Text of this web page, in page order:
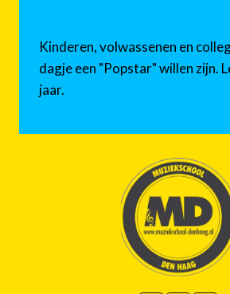
Kinderen, volwassenen en
dagje een "Popstar" willen zijn.
jaar.